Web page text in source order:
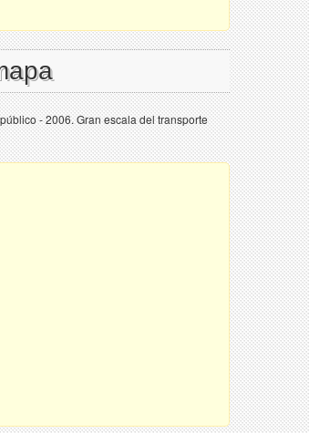
- 2006. Gran escala del transporte